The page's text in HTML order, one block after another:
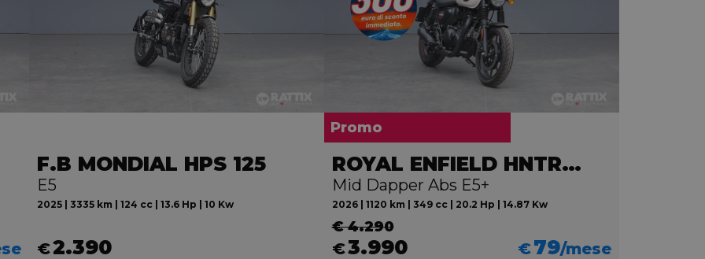
F.B MONDIAL HPS 125
E5
2025 | 3335 km | 124 cc | 13.6 Hp | 10 Kw
€2.390
Promo
ROYAL ENFIELD HNTR 350
Mid Dapper Abs E5+
2026 | 1120 km | 349 cc | 20.2 Hp | 14.87 Kw
€ 4.290
€3.990 €79/mese